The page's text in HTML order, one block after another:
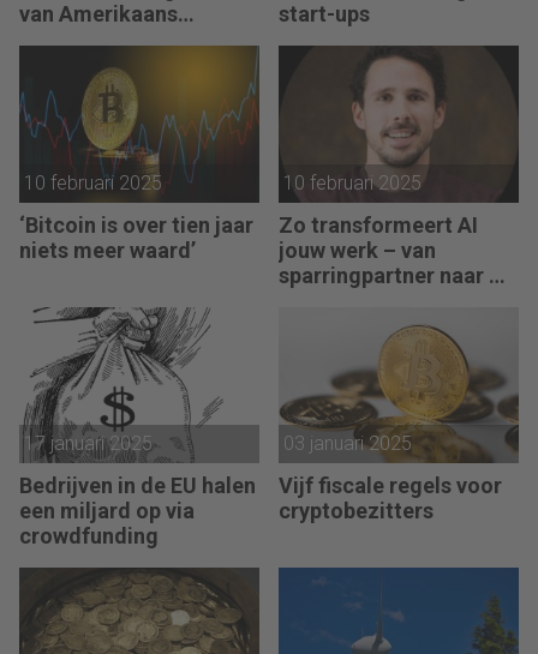
van Amerikaans
start-ups
10 februari 2025
‘Bitcoin is over tien jaar
niets meer waard’
10 februari 2025
Zo transformeert AI
jouw werk – van
sparringpartner naar AI-
17 januari 2025
Bedrijven in de EU halen
een miljard op via
crowdfunding
03 januari 2025
Vijf fiscale regels voor
cryptobezitters